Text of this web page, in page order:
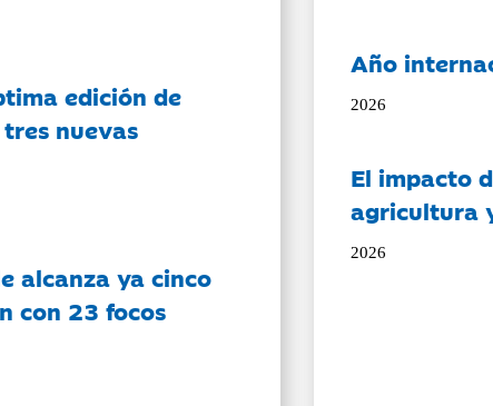
edición de
nuevas
alcanza ya cinco
con 23 focos
Año
2026
El impacto
agricultura
2026